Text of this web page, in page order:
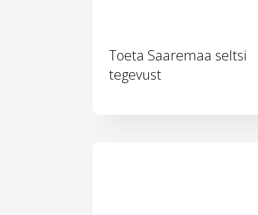
Toeta Saaremaa seltsi
tegevust